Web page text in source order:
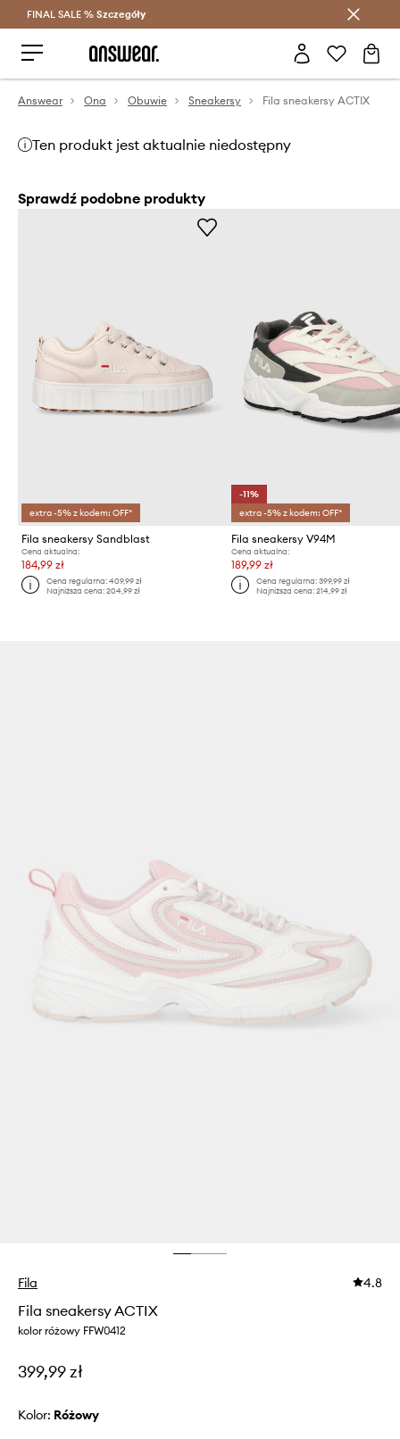
Oszczędzaj z Answear Club >
FINAL SALE % Szczegóły
Answear Ona Obuwie Sneakersy Fila sneakersy ACTIX
Ten produkt jest aktualnie niedostępny
Sprawdź podobne produkty
extra -5% z kodem: OFF*
Fila sneakersy Sandblast
Cena aktualna:
184,99 zł
Cena regularna:409,99 zł
Najniższa cena:204,99 zł
-11%
extra -5% z kodem: OFF*
Fila sneakersy V94M
Cena aktualna:
189,99 zł
Cena regularna: 399,99 zł
Najniższa cena: 214,99 zł
Fila 4.8
Fila sneakersy ACTIX
kolor różowy FFW0412
399,99 zł
Kolor: różowy